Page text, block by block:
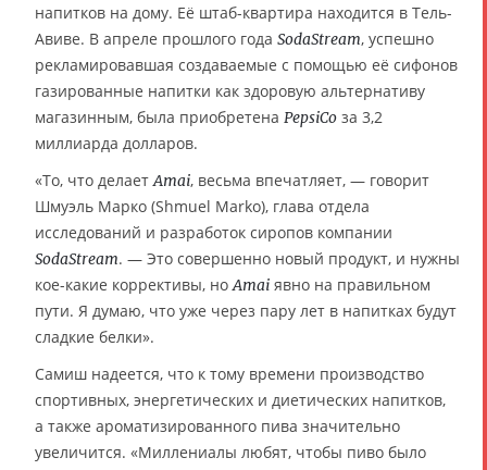
напитков на дому. Её штаб-квартира находится в Тель-
Авиве. В апреле прошлого года SodaStream, успешно
рекламировавшая создаваемые с помощью её сифонов
газированные напитки как здоровую альтернативу
магазинным, была приобретена PepsiCo за 3,2
миллиарда долларов.
«То, что делает Amai, весьма впечатляет, — говорит
Шмуэль Марко (Shmuel Marko), глава отдела
исследований и разработок сиропов компании
SodaStream. — Это совершенно новый продукт, и нужны
кое-какие коррективы, но Amai явно на правильном
пути. Я думаю, что уже через пару лет в напитках будут
сладкие белки».
Самиш надеется, что к тому времени производство
спортивных, энергетических и диетических напитков,
а также ароматизированного пива значительно
увеличится. «Миллениалы любят, чтобы пиво было